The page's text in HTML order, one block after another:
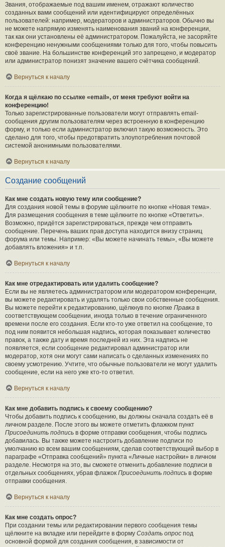
Звания, отображаемые под вашим именем, отражают количество
созданных вами сообщений или идентифицируют определённых
пользователей: например, модераторов и администраторов. Обычно вы
не можете напрямую изменять наименования званий на конференции,
так как они установлены её администратором. Пожалуйста, не засоряйте
конференцию ненужными сообщениями только для того, чтобы повысить
своё звание. На большинстве конференций это запрещено, и модератор
или администратор понизят значение вашего счётчика сообщений.
Вернуться к началу
Когда я щёлкаю по ссылке «email», от меня требуют войти на
конференцию!
Только зарегистрированные пользователи могут отправлять email-
сообщения другим пользователям через встроенную в конференцию
форму, и только если администратор включил такую возможность. Это
сделано для того, чтобы предотвратить злоупотребления почтовой
системой анонимными пользователями.
Вернуться к началу
Создание сообщений
Как мне создать новую тему или сообщение?
Для создания новой темы в форуме щёлкните по кнопке «Новая тема».
Для размещения сообщения в теме щёлкните по кнопке «Ответить».
Возможно, придётся зарегистрироваться, прежде чем отправить
сообщение. Перечень ваших прав доступа находится внизу страниц
форума или темы. Например: «Вы можете начинать темы», «Вы можете
добавлять вложения» и т.п.
Вернуться к началу
Как мне отредактировать или удалить сообщение?
Если вы не являетесь администратором или модератором конференции,
вы можете редактировать и удалять только свои собственные сообщения.
Вы можете перейти к редактированию, щёлкнув по кнопке Правка в
соответствующем сообщении, иногда только в течение ограниченного
времени после его создания. Если кто-то уже ответил на сообщение, то
под ним появится небольшая надпись, которая показывает количество
правок, а также дату и время последней из них. Эта надпись не
появляется, если сообщение редактировал администратор или
модератор, хотя они могут сами написать о сделанных изменениях по
своему усмотрению. Учтите, что обычные пользователи не могут удалить
сообщение, если на него уже кто-то ответил.
Вернуться к началу
Как мне добавить подпись к своему сообщению?
Чтобы добавить подпись к сообщению, вы должны сначала создать её в
личном разделе. После этого вы можете отметить флажком пункт
Присоединить подпись в форме отправки сообщения, чтобы подпись
добавилась. Вы также можете настроить добавление подписи по
умолчанию ко всем вашим сообщениям, сделав соответствующий выбор в
параграфе «Отправка сообщений» пункта «Личные настройки» в личном
разделе. Несмотря на это, вы сможете отменить добавление подписи в
отдельных сообщениях, убрав флажок Присоединить подпись в форме
отправки сообщения.
Вернуться к началу
Как мне создать опрос?
При создании темы или редактировании первого сообщения темы
щёлкните на вкладке или перейдите в форму Создать опрос под
основной формой для создания сообщения, в зависимости от